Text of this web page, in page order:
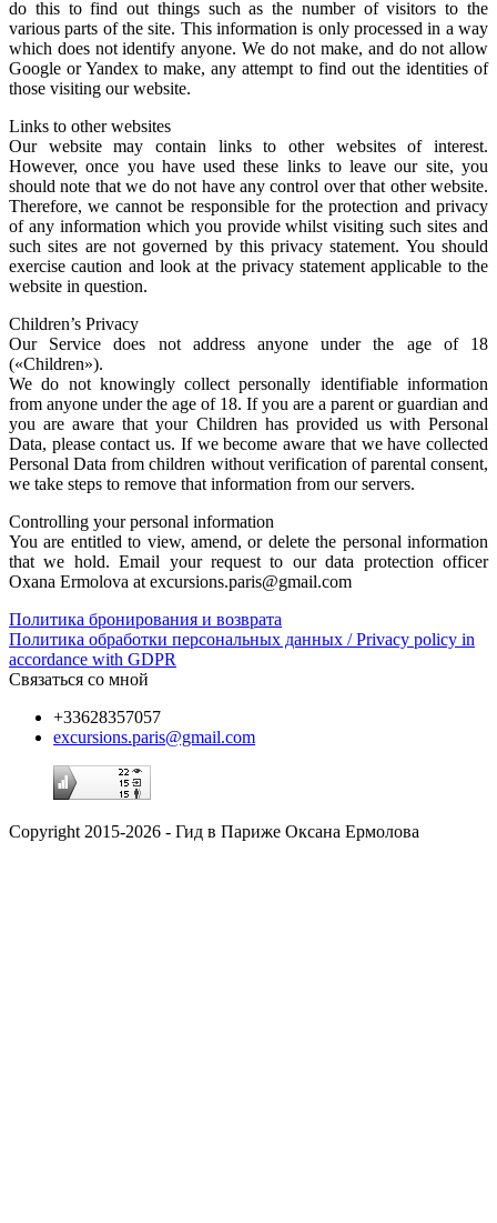
do this to find out things such as the number of visitors to the
various parts of the site. This information is only processed in a way
which does not identify anyone. We do not make, and do not allow
Google or Yandex to make, any attempt to find out the identities of
those visiting our website.
Links to other websites
Our website may contain links to other websites of interest.
However, once you have used these links to leave our site, you
should note that we do not have any control over that other website.
Therefore, we cannot be responsible for the protection and privacy
of any information which you provide whilst visiting such sites and
such sites are not governed by this privacy statement. You should
exercise caution and look at the privacy statement applicable to the
website in question.
Children’s Privacy
Our Service does not address anyone under the age of 18
(«Children»).
We do not knowingly collect personally identifiable information
from anyone under the age of 18. If you are a parent or guardian and
you are aware that your Children has provided us with Personal
Data, please contact us. If we become aware that we have collected
Personal Data from children without verification of parental consent,
we take steps to remove that information from our servers.
Controlling your personal information
You are entitled to view, amend, or delete the personal information
that we hold. Email your request to our data protection officer
Oxana Ermolova at excursions.paris@gmail.com
Политика бронирования и возврата
Политика обработки персональных данных / Privacy policy in
accordance with GDPR
Связаться со мной
+33628357057
excursions.paris@gmail.com
Copyright 2015-2026 - Гид в Париже Оксана Ермолова